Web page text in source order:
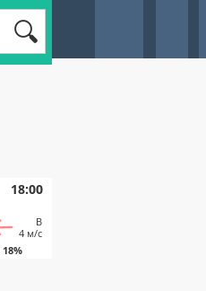
18:00
В
4 м/с
18%